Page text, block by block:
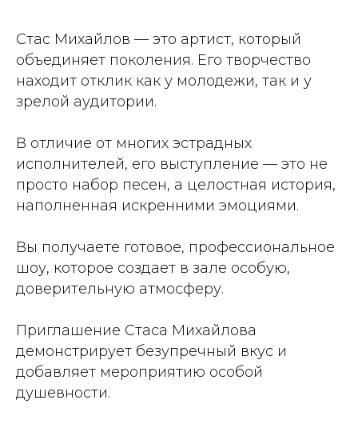
Стас Михайлов — это артист, который
объединяет поколения. Его творчество
находит отклик как у молодежи, так и у
зрелой аудитории.
В отличие от многих эстрадных
исполнителей, его выступление — это не
просто набор песен, а целостная история,
наполненная искренними эмоциями.
Вы получаете готовое, профессиональное
шоу, которое создает в зале особую,
доверительную атмосферу.
Приглашение Стаса Михайлова
демонстрирует безупречный вкус и
добавляет мероприятию особой
душевности.